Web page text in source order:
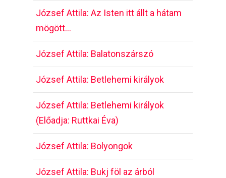
József Attila: Az Isten itt állt a hátam
mögött…
József Attila: Balatonszárszó
József Attila: Betlehemi királyok
József Attila: Betlehemi királyok
(Előadja: Ruttkai Éva)
József Attila: Bolyongok
József Attila: Bukj föl az árból